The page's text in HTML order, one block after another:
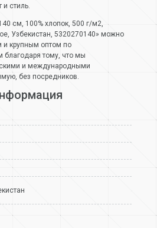
стиль.
см, 100% хлопок, 500 г/м2,
Узбекистан, 5320270140» можно
и крупным оптом по
благодаря тому, что мы
и международными
без посредников.